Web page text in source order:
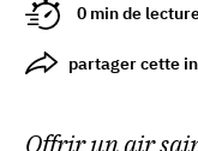
0 min de
partager cette
Offrir un air